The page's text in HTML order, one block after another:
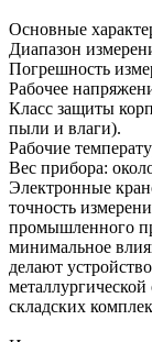
Основные
Диапазон
Погрешность
Рабочее
Класс защиты
пыли и влаги).
Рабочие
Вес прибора:
Электронные
точность
промышленного
минимальное
делают
складских